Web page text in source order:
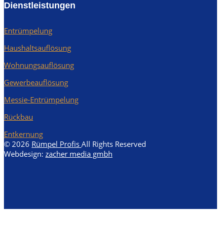
Dienstleistungen
Entrümpelung
Haushaltsauflösung
Wohnungsauflösung
Gewerbeauflösung
Messie-Entrümpelung
Rückbau
Entkernung
© 2026 Rümpel Profis All Rights Reserved
Webdesign: zacher media gmbh